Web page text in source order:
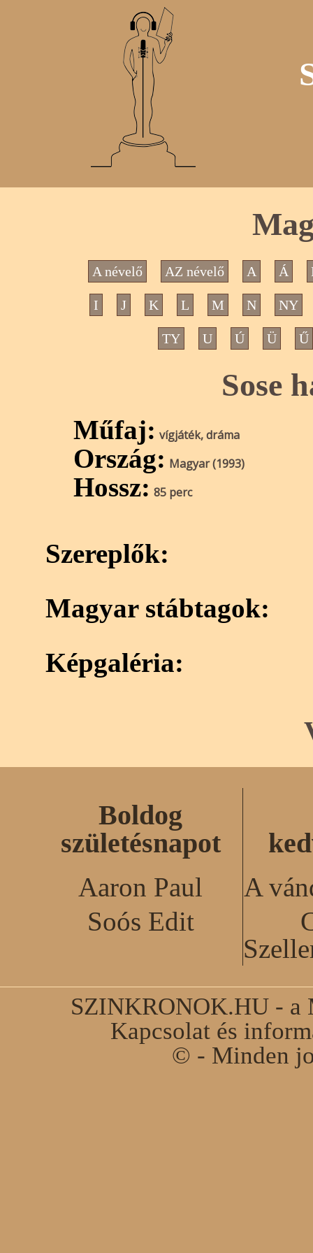
A névelő AZ névelő A Á
I J K L M N NY
TY U Ú Ü Ű
Sose
Műfaj: vígjáték, dráma
Ország: Magyar (1993)
Hossz: 85 perc
Szereplők:
Magyar stábtagok:
Képgaléria:
Boldog
születésnapot
Aaron Paul
Soós Edit
A
SZINKRONOK.HU - a
Kapcsolat és
© - Minden